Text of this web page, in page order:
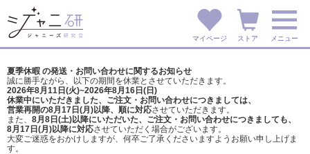
マイページ ストア メニュー
夏季休暇 の発送・お問い合わせに関するお知らせ
誠に勝手ながら、以下の期間を休業とさせていただきます。
2026年8月11日(火)~2026年8月16日(日)
休業中にいただきました、ご注文・お問い合わせにつきましては、
営業再開の8月17日(月)以降、順に対応させていただきます。
また、 8月8日(土)以降にいただいた、ご注文・ お問い合わせにつきましても、
8月17日(月)以降に対応させていただく場合がございます。
大変ご迷惑をおかけしますが、 何卒ご了承くださいますようお願い申し上げま
す。